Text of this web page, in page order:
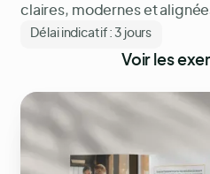
claires, modernes et
marque.
Délai indicatif :3 jours
Voir les